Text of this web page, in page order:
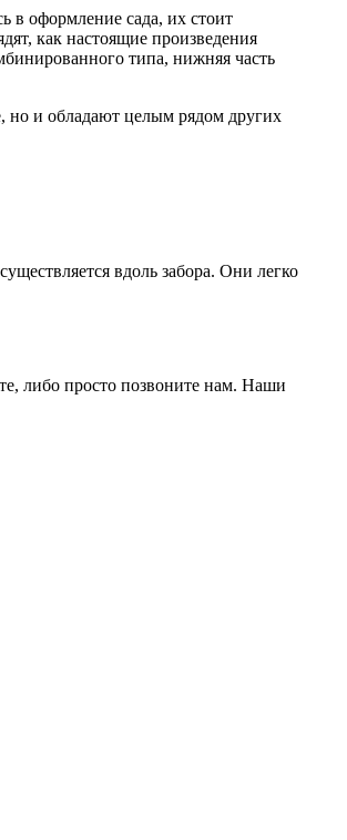
в оформление сада, их стоит
как настоящие произведения
типа, нижняя часть
но и обладают целым рядом других
вдоль забора. Они легко
либо просто позвоните нам. Наши